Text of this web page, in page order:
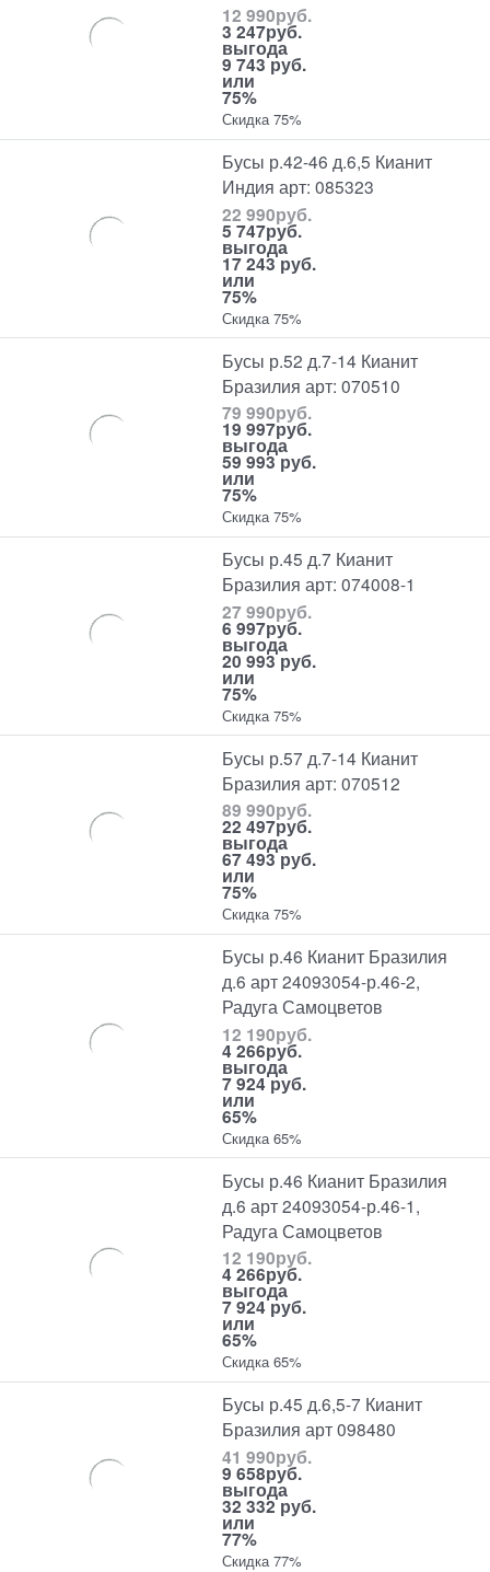
12 990руб.
3 247руб.
выгода
9 743 руб.
или
75%
Скидка 75%
Бусы р.42-46 д.6,5 Кианит
Индия арт: 085323
22 990руб.
5 747руб.
выгода
17 243 руб.
или
75%
Скидка 75%
Бусы р.52 д.7-14 Кианит
Бразилия арт: 070510
79 990руб.
19 997руб.
выгода
59 993 руб.
или
75%
Скидка 75%
Бусы р.45 д.7 Кианит
Бразилия арт: 074008-1
27 990руб.
6 997руб.
выгода
20 993 руб.
или
75%
Скидка 75%
Бусы р.57 д.7-14 Кианит
Бразилия арт: 070512
89 990руб.
22 497руб.
выгода
67 493 руб.
или
75%
Скидка 75%
Бусы р.46 Кианит Бразилия
д.6 арт 24093054-р.46-2,
Радуга Самоцветов
12 190руб.
4 266руб.
выгода
7 924 руб.
или
65%
Скидка 65%
Бусы р.46 Кианит Бразилия
д.6 арт 24093054-р.46-1,
Радуга Самоцветов
12 190руб.
4 266руб.
выгода
7 924 руб.
или
65%
Скидка 65%
Бусы р.45 д.6,5-7 Кианит
Бразилия арт 098480
41 990руб.
9 658руб.
выгода
32 332 руб.
или
77%
Скидка 77%